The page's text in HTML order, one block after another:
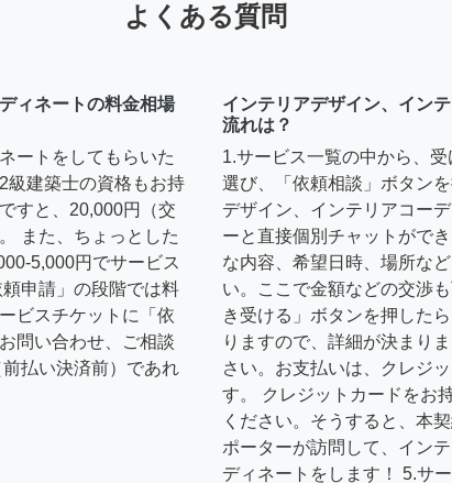
よくある質問
ィネートの料金相場
ートをしてもらいた
級建築士の資格もお持
すと、20,000円（交
また、ちょっとした
5,000円でサービス
申請」の段階では料
ビスチケットに「依
問い合わせ、ご相談
払い決済前）であれ
インテリアデザイン、イン
流れは？
1.サービス一覧の中から、
選び、「依頼相談」ボタン
デザイン、インテリアコー
ーと直接個別チャットがで
な内容、希望日時、場所な
い。ここで金額などの交渉
き受ける」ボタンを押した
りますので、詳細が決まり
さい。お支払いは、クレジ
す。 クレジットカードをお
ください。そうすると、本
ポーターが訪問して、イン
ディネートをします！ 5.サ